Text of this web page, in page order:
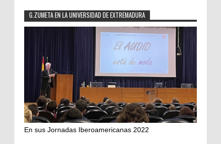
G.ZUMETA EN LA UNIVERSIDAD DE EXTREMADURA
En sus Jornadas Iberoamericanas 2022